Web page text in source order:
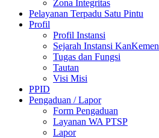
Zona Integritas
Pelayanan Terpadu Satu Pintu
Profil
Profil Instansi
Sejarah Instansi
Tugas dan Fungsi
Tautan
Visi Misi
PPID
Pengaduan / Lapor
Form Pengaduan
Layanan WA PTSP
Lapor